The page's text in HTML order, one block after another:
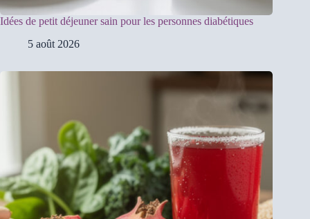
Idées de petit déjeuner sain pour les personnes diabétiques
5 août 2026